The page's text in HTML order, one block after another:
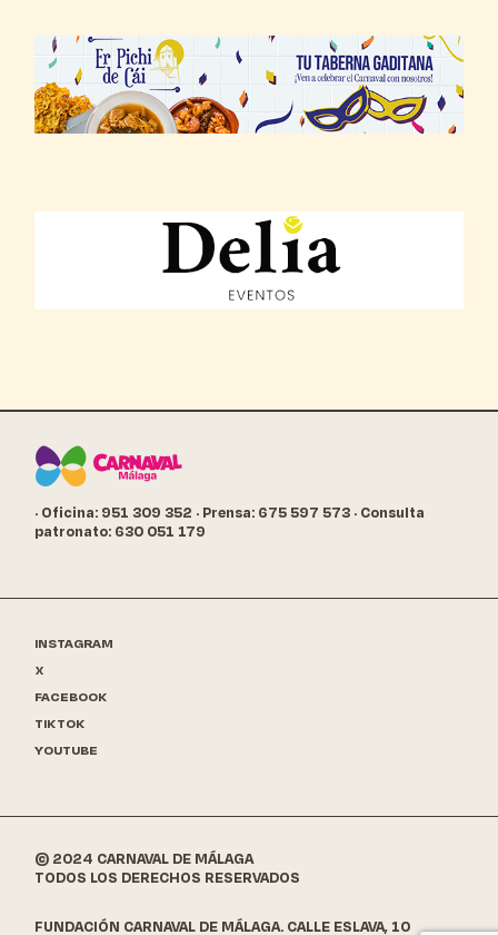
· Oficina: 951 309 352 · Prensa: 675 597 573 · Consulta
patronato: 630 051 179
INSTAGRAM
X
FACEBOOK
TIKTOK
YOUTUBE
© 2024 CARNAVAL DE MÁLAGA
TODOS LOS DERECHOS RESERVADOS
FUNDACIÓN CARNAVAL DE MÁLAGA. CALLE ESLAVA, 10